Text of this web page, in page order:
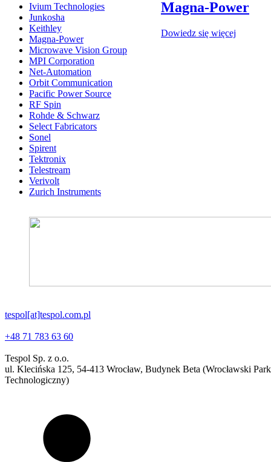
Ivium Technologies
Junkosha
Keithley
Magna-Power
Microwave Vision Group
MPI Corporation
Net-Automation
Orbit Communication
Pacific Power Source
RF Spin
Rohde & Schwarz
Select Fabricators
Sonel
Spirent
Tektronix
Telestream
Verivolt
Zurich Instruments
Magna-Power
Dowiedz się więcej
tespol[at]tespol.com.pl
+48 71 783 63 60
Tespol Sp. z o.o.
ul. Klecińska 125, 54-413 Wrocław, Budynek Beta (Wrocławski Park
Technologiczny)